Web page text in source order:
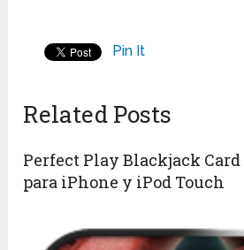
Pin It
Related Posts
Perfect Play Blackjack
para iPhone y iPod Touch